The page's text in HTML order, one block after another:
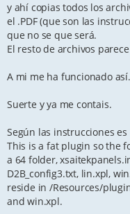
y ahí copias todos los
el .PDF (que son las
que no se que será.
El resto de archivos
A mi me ha funcionado así.
Suerte y ya me contais.
Según las instrucciones es
This is a fat plugin so the
a 64 folder,
D2B_config3.txt, lin.xpl,
reside in /Resources/
and win.xpl.